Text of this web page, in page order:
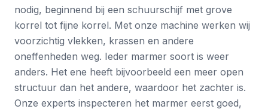
nodig, beginnend bij een schuurschijf met grove
korrel tot fijne korrel. Met onze machine werken wij
voorzichtig vlekken, krassen en andere
oneffenheden weg. Ieder marmer soort is weer
anders. Het ene heeft bijvoorbeeld een meer open
structuur dan het andere, waardoor het zachter is.
Onze experts inspecteren het marmer eerst goed,